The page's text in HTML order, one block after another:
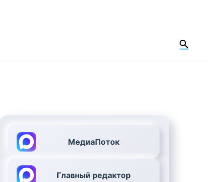
МедиаПоток
Главный редактор